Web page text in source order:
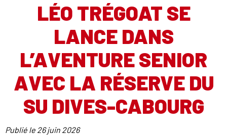
LÉO TRÉGOAT SE
LANCE DANS
L’AVENTURE SENIOR
AVEC LA RÉSERVE DU
SU DIVES-CABOURG
Publié le 26 juin 2026